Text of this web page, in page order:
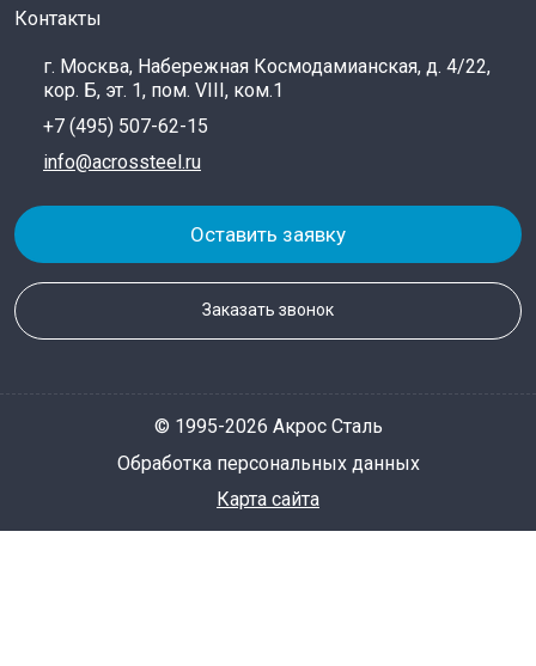
Контакты
г. Москва, Набережная Космодамианская, д. 4/22,
кор. Б, эт. 1, пом. VIII, ком.1
+7 (495) 507-62-15
info@acrossteel.ru
Оставить заявку
Заказать звонок
© 1995-2026 Акрос Сталь
Обработка персональных данных
Карта сайта